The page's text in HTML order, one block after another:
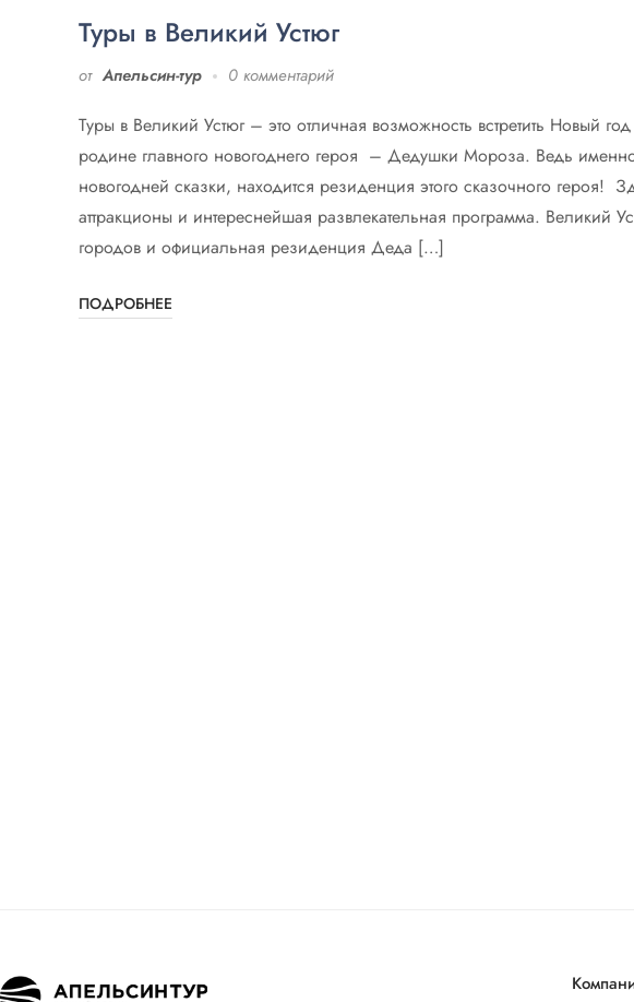
Туры в Великий Устюг
от Апельсин-тур 0 комментарий
Туры в Великий Устюг – это отличная возможность встретить Новый
родине главного новогоднего героя – Дедушки Мороза. Ведь
новогодней сказки, находится резиденция этого сказочного героя!
аттракционы и интереснейшая развлекательная программа. Великий
городов и официальная резиденция Деда […]
ПОДРОБНЕЕ